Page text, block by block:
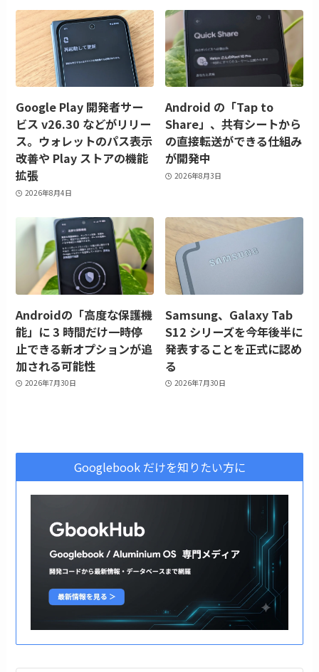
Google Play 開発者サー
ビス v26.30 などがリリー
ス。ウォレットのパス表示
改善や Play ストアの機能
拡張
2026年8月4日
Android の「Tap to
Share」、共有シートから
の直接転送ができる仕組み
が開発中
2026年8月3日
Androidの「高度な保護機
能」に 3 時間だけ一時停
止できる新オプションが追
加される可能性
2026年7月30日
Samsung、Galaxy Tab
S12 シリーズを今年後半に
発表することを正式に認め
る
2026年7月30日
Googlebook だけを知りたい方に